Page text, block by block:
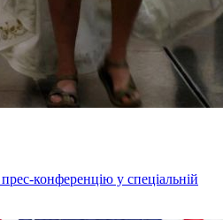
конференцію у спеціальній